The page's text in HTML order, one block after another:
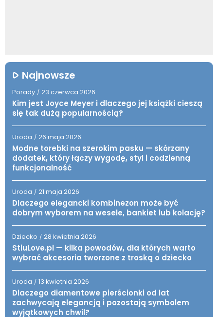
Najnowsze
Porady / 23 czerwca 2026
Kim jest Joyce Meyer i dlaczego jej książki cieszą
się tak dużą popularnością?
Uroda / 26 maja 2026
Modne torebki na szerokim pasku — skórzany
dodatek, który łączy wygodę, styl i codzienną
funkcjonalność
Uroda / 21 maja 2026
Dlaczego elegancki kombinezon może być
dobrym wyborem na wesele, bankiet lub kolację?
Dziecko / 28 kwietnia 2026
StiuLove.pl — kilka powodów, dla których warto
wybrać akcesoria tworzone z troską o dziecko
Uroda / 13 kwietnia 2026
Dlaczego diamentowe pierścionki od lat
zachwycają elegancją i pozostają symbolem
wyjątkowych chwil?